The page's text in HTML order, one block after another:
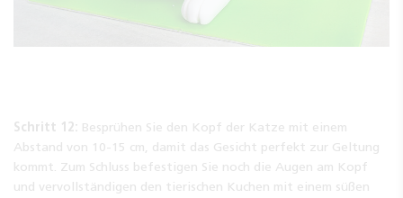
Schritt 12: Besprühen Sie den Kopf der Katze mit einem
Abstand von 10-15 cm, damit das Gesicht perfekt zur Geltung
kommt. Zum Schluss befestigen Sie noch die Augen am Kopf
und vervollständigen den tierischen Kuchen mit einem süßen